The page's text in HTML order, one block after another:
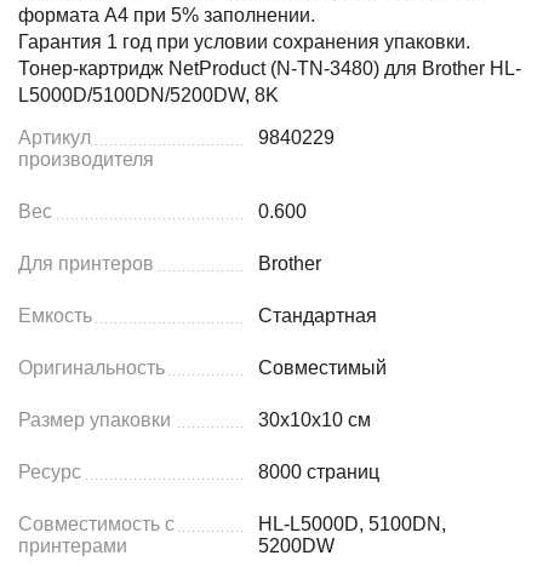
формата А4 при 5% заполнении.
Гарантия 1 год при условии сохранения упаковки.
Тонер-картридж NetProduct (N-TN-3480) для Brother HL-
L5000D/5100DN/5200DW, 8K
Артикул
производителя
9840229
Вес 0.600
Для принтеров Brother
Емкость Стандартная
Оригинальность Совместимый
Размер упаковки 30x10x10 см
Ресурс 8000 страниц
Совместимость с
принтерами
HL-L5000D, 5100DN,
5200DW